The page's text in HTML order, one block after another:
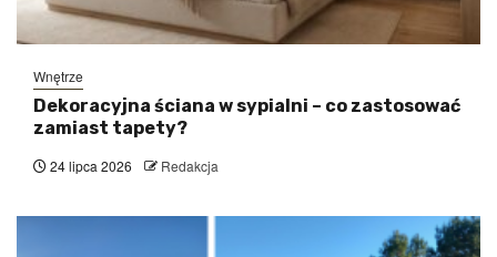
Wnętrze
Dekoracyjna ściana w sypialni – co zastosować
zamiast tapety?
24 lipca 2026 Redakcja